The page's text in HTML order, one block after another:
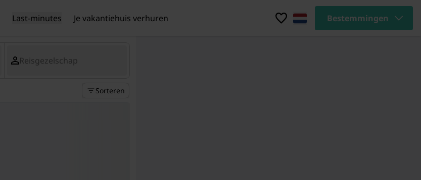
Last-minutes Je vakantiehuis verhuren Bestemmingen
Reisgezelschap
Sorteren